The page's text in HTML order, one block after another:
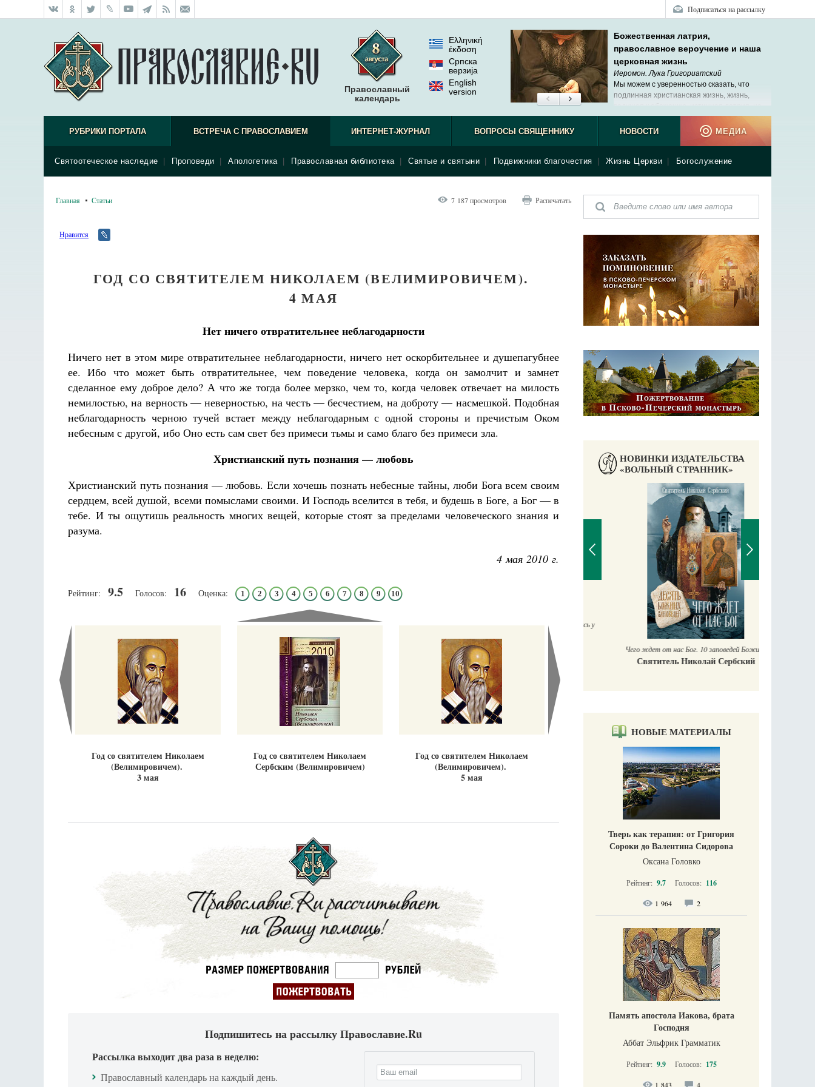
Подписаться на рассылку
Православный
календарь
Ελληνική
έκδοση
Српска
верзиjа
English
version
Божественная латрия,
православное вероучение и наша
церковная жизнь
Иеромон. Лука Григориатский
Мы можем с уверенностью сказать, что
подлинная христианская жизнь, жизнь,
исчезли в наше время.
РУБРИКИ ПОРТАЛА ВСТРЕЧА С ПРАВОСЛАВИЕМ
Святоотеческое наследие Проповеди Апологетика Православная библиотека Святые и святыни Подвижники благочестия Жизнь Церкви Богослужение
ИНТЕРНЕТ-ЖУРНАЛ ВОПРОСЫ СВЯЩЕННИКУ НОВОСТИ МЕДИА
Главная Статьи 7 187 просмотров Распечатать
Нравится
ГОД СО СВЯТИТЕЛЕМ НИКОЛАЕМ (ВЕЛИМИРОВИЧЕМ).
4 МАЯ
Нет ничего отвратительнее неблагодарности
Ничего нет в этом мире отвратительнее неблагодарности, ничего нет оскорбительнее и душепагубнее
ее. Ибо что может быть отвратительнее, чем поведение человека, когда он замолчит и замнет
сделанное ему доброе дело? А что же тогда более мерзко, чем то, когда человек отвечает на милость
немилостью, на верность — неверностью, на честь — бесчестием, на доброту — насмешкой. Подобная
неблагодарность черною тучей встает между неблагодарным с одной стороны и пречистым Оком
небесным с другой, ибо Оно есть сам свет без примеси тьмы и само благо без примеси зла.
Христианский путь познания — любовь
Христианский путь познания — любовь. Если хочешь познать небесные тайны, люби Бога всем своим
сердцем, всей душой, всеми помыслами своими. И Господь вселится в тебя, и будешь в Боге, а Бог — в
тебе. И ты ощутишь реальность многих вещей, которые стоят за пределами человеческого знания и
разума.
4 мая 2010 г.
Рейтинг: 9.5 Голосов: 16 Оценка: 1 2 3 4 5 6 7 8 9 10
Год со святителем Николаем
(Велимировичем).
3 мая
Год со святителем Николаем
Сербским (Велимировичем)
Год со святителем Николаем
(Велимировичем).
5 мая
Подпишитесь на рассылку Православие.Ru
Рассылка выходит два раза в неделю:
Православный календарь на каждый день.
НОВИНКИ ИЗДАТЕЛЬСТВА
«ВОЛЬНЫЙ СТРАННИК»
Разлуки не будет
Фредерика де Грааф Как найти своё место в жизни
Кирилл Мурышев
Великомученик Георгий Победоносец. Научись у
Роман Котов Чего ждет от нас Бог. 10 заповедей Божиих
Святитель Николай Сербский
НОВЫЕ МАТЕРИАЛЫ
Тверь как терапия: от Григория
Сороки до Валентина Сидорова
Оксана Головко
Рейтинг: 9.7 Голосов: 116
1 964 2
Память апостола Иакова, брата
Господня
Аббат Эльфрик Грамматик
Рейтинг: 9.9 Голосов: 175
1 843 4